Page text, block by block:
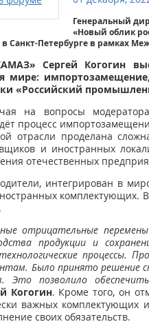
Генеральный
«Новый облик
в Санкт-Петербурге в рамках
Сергей Когогин
импортозамещение,
«Российский
на вопросы
процесс
отрасли проделана
и иностранных
отечественных
интегрирован в
комплектующих.
отрицательные
продукции и
процессы.
Было принято решение
Это позволило
Когогин. Кроме того, он
важных
своих обязательств.